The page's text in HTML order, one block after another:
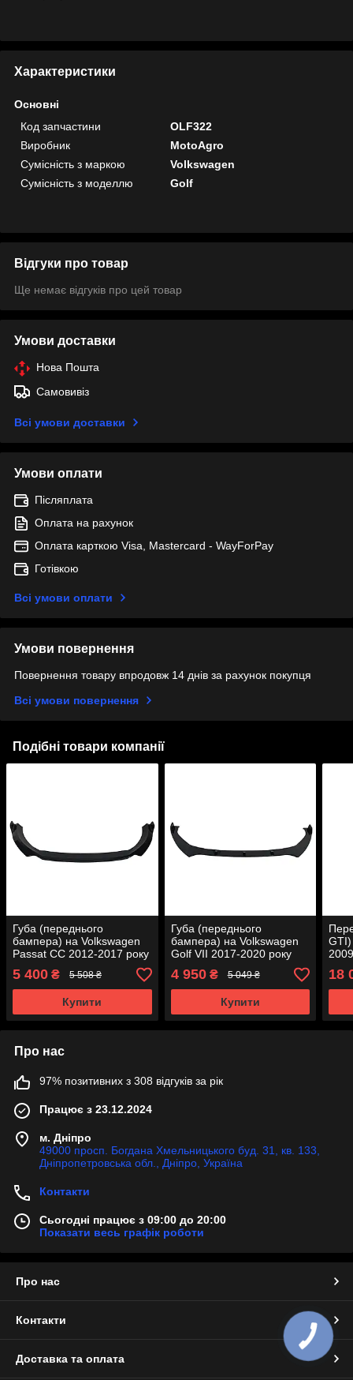
Характеристики
Основні
Код запчастини
OLF322
Виробник
MotoAgro
Сумісність з маркою
Volkswagen
Сумісність з моделлю
Golf
Відгуки про товар
Ще немає відгуків про цей товар
Умови доставки
Нова Пошта
Самовивіз
Всі умови доставки
Умови оплати
Післяплата
Оплата на рахунок
Оплата карткою Visa, Mastercard - WayForPay
Готівкою
Всі умови оплати
Умови повернення
Повернення товару впродовж 14 днів за рахунок покупця
Всі умови повернення
Подібні товари компанії
Губа (переднього
бампера) на Volkswagen
Passat CC 2012-2017 року
5 400 ₴ 5 508 ₴
Купити
Губа (переднього
бампера) на Volkswagen
Golf VII 2017-2020 року
4 950₴ 5 049 ₴
Купити
18
Про нас
97% позитивних з 308 відгуків за рік
Працює з 23.12.2024
м. Дніпро
49000 просп. Богдана Хмельницького буд. 31, кв. 133,
Дніпропетровська обл., Дніпро, Україна
Контакти
Сьогодні працює з 09:00 до 20:00
Показати весь графік роботи
Про нас
Контакти
Доставка та оплата
КНОПКА
ЗВ'ЯЗКУ